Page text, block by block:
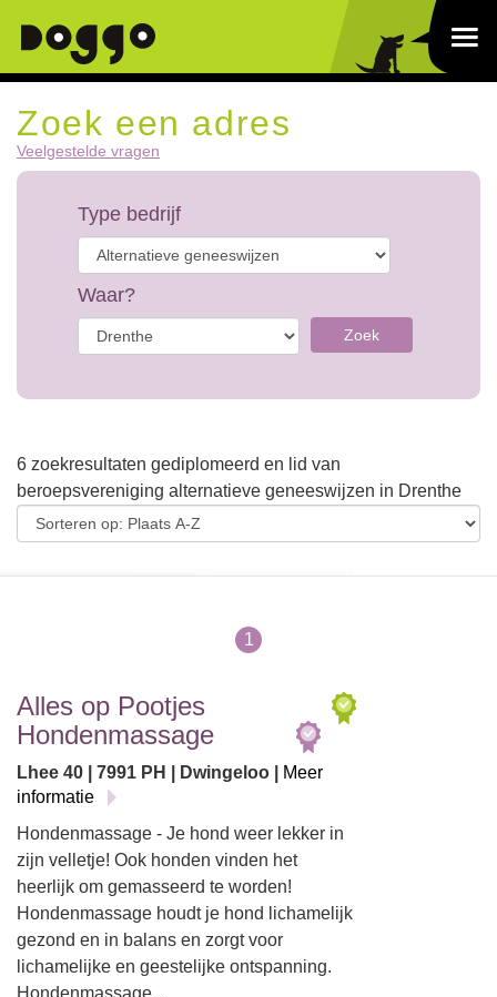
Zoek een adres
Veelgestelde vragen
Type bedrijf
Waar?
Zoek
6 zoekresultaten gediplomeerd en lid van
beroepsvereniging alternatieve geneeswijzen in Drenthe
1
Alles op Pootjes
Hondenmassage
Lhee 40 | 7991 PH | Dwingeloo |
Meer
informatie
Hondenmassage - Je hond weer lekker in
zijn velletje! Ook honden vinden het
heerlijk om gemasseerd te worden!
Hondenmassage houdt je hond lichamelijk
gezond en in balans en zorgt voor
lichamelijke en geestelijke ontspanning.
Hondenmassage…